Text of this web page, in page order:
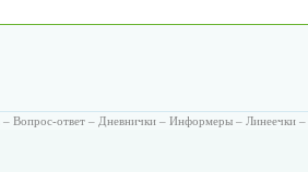
– Вопрос-ответ – Дневнички – Информеры – Линеечки –